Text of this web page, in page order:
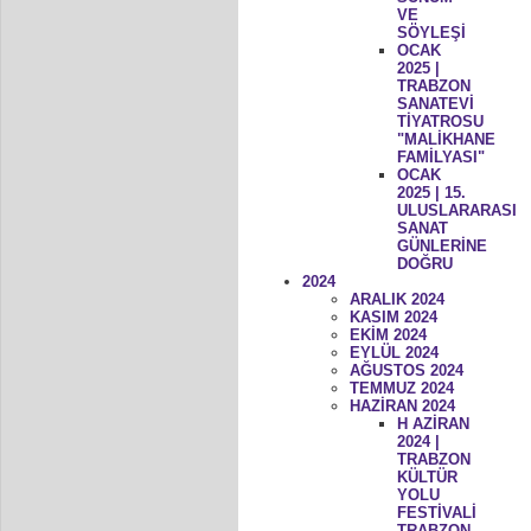
VE
SÖYLEŞİ
OCAK
2025 |
TRABZON
SANATEVİ
TİYATROSU
"MALİKHANE
FAMİLYASI"
OCAK
2025 | 15.
ULUSLARARASI
SANAT
GÜNLERİNE
DOĞRU
2024
ARALIK 2024
KASIM 2024
EKİM 2024
EYLÜL 2024
AĞUSTOS 2024
TEMMUZ 2024
HAZİRAN 2024
H AZİRAN
2024 |
TRABZON
KÜLTÜR
YOLU
FESTİVALİ